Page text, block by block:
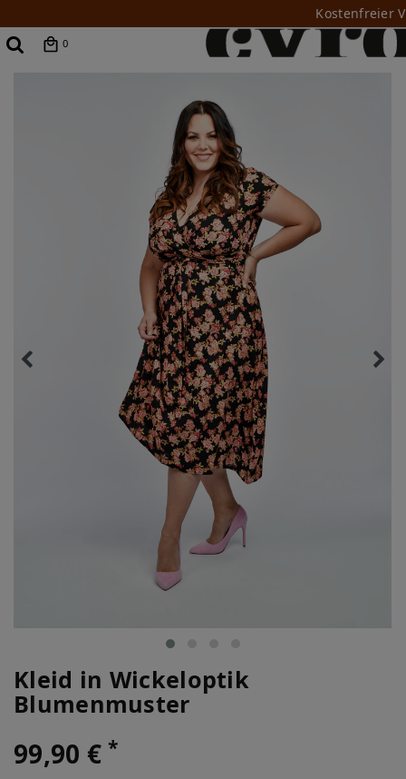
Kostenfreier
0
Kleid in Wickeloptik
Blumenmuster
99,90 €*